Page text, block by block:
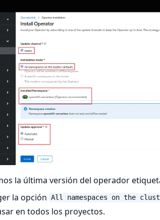
la última versión del operador
la opción All namespaces on the
en todos los proyectos.